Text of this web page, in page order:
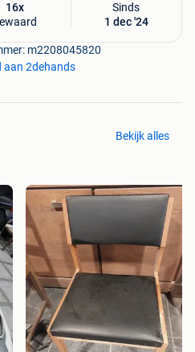
16x
Sinds
1 dec '24
m2208045820
aan 2dehands
Bekijk alles